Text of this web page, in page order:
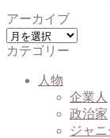
アーカイブ
ア
ー
カテゴリー
人物
企業人
政治家
ジャ